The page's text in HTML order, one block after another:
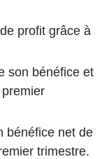
profit grâce à
son bénéfice et
bénéfice net de
trimestre.